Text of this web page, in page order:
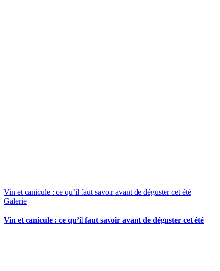
Vin et canicule : ce qu’il faut savoir avant de déguster cet été
Galerie
Vin et canicule : ce qu’il faut savoir avant de déguster cet été